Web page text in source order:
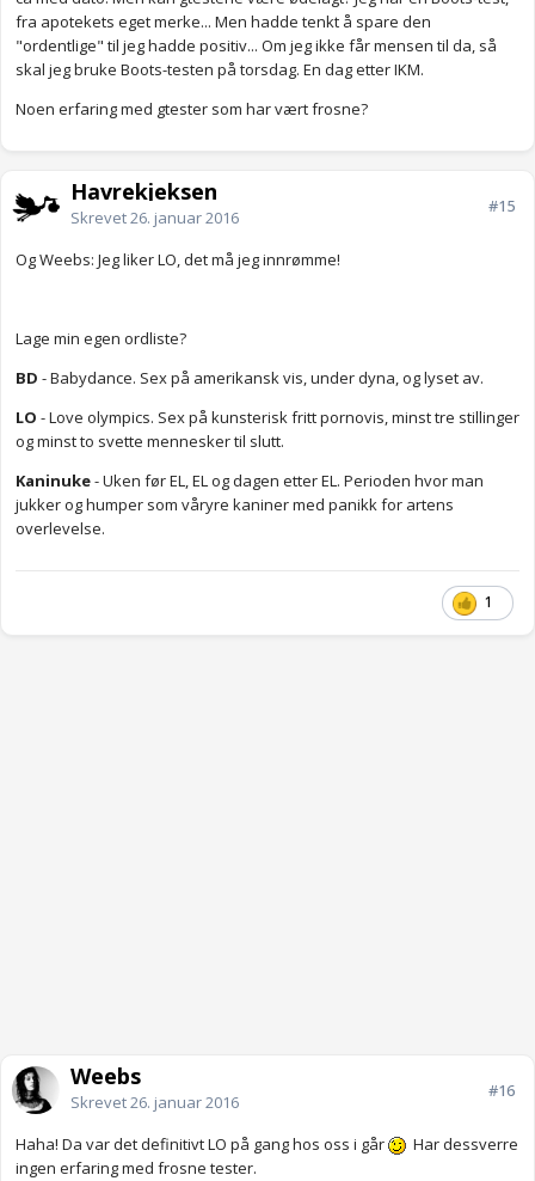
fra apotekets eget merke... Men hadde tenkt å spare den
"ordentlige" til jeg hadde positiv... Om jeg ikke får mensen til da, så
skal jeg bruke Boots-testen på torsdag. En dag etter IKM.
Noen erfaring med gtester som har vært frosne?
Havrekjeksen
Skrevet26. januar 2016
#15
Og Weebs: Jeg liker LO, det må jeg innrømme!
Lage min egen ordliste?
BD - Babydance. Sex på amerikansk vis, under dyna, og lyset av.
LO - Love olympics. Sex på kunsterisk fritt pornovis, minst tre stillinger
og minst to svette mennesker til slutt.
Kaninuke- Uken før EL, EL og dagen etter EL. Perioden hvor man
jukker og humper som våryre kaniner med panikk for artens
overlevelse.
1
Weebs
Skrevet26. januar 2016
#16
Haha! Da var det definitivt LO på gang hos oss i går
Har dessverre
ingen erfaring med frosne tester.